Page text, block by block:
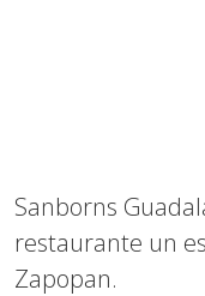
Sanborns
restaurante un
Zapopan.